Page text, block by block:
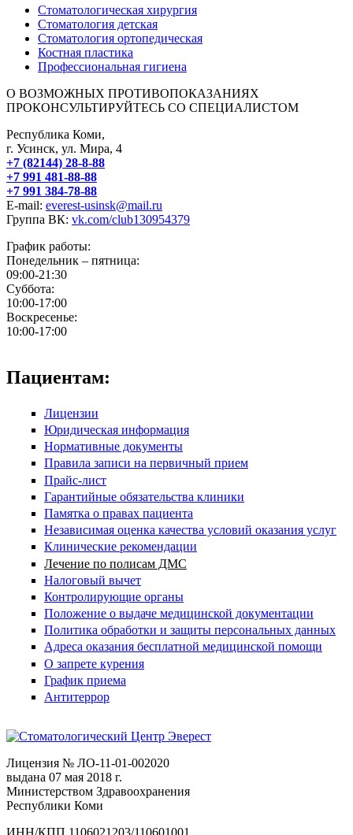
Стоматологическая хирургия
Стоматология детская
Стоматология ортопедическая
Костная пластика
Профессиональная гигиена
О ВОЗМОЖНЫХ ПРОТИВОПОКАЗАНИЯХ
ПРОКОНСУЛЬТИРУЙТЕСЬ СО СПЕЦИАЛИСТОМ
Республика Коми,
г. Усинск, ул. Мира, 4
+7 (82144) 28-8-88
+7 991 481-88-88
+7 991 384-78-88
E-mail: everest-usinsk@mail.ru
Группа ВК: vk.com/club130954379
График работы:
Понедельник – пятница:
09:00-21:30
Суббота:
10:00-17:00
Воскресенье:
10:00-17:00
Пациентам:
Лицензии
Юридическая информация
Нормативные документы
Правила записи на первичный прием
Прайс-лист
Гарантийные обязательства клиники
Памятка о правах пациента
Независимая оценка качества условий оказания услуг
Клинические рекомендации
Лечение по полисам ДМС
Налоговый вычет
Контролирующие органы
Положение о выдаче медицинской документации
Политика обработки и защиты персональных данных
Адреса оказания бесплатной медицинской помощи
О запрете курения
График приема
Антитеррор
Лицензия № ЛО-11-01-002020
выдана 07 мая 2018 г.
Министерством Здравоохранения
Республики Коми
ИНН/КПП 1106021203/110601001